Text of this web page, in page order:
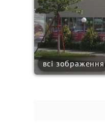
всі зображення